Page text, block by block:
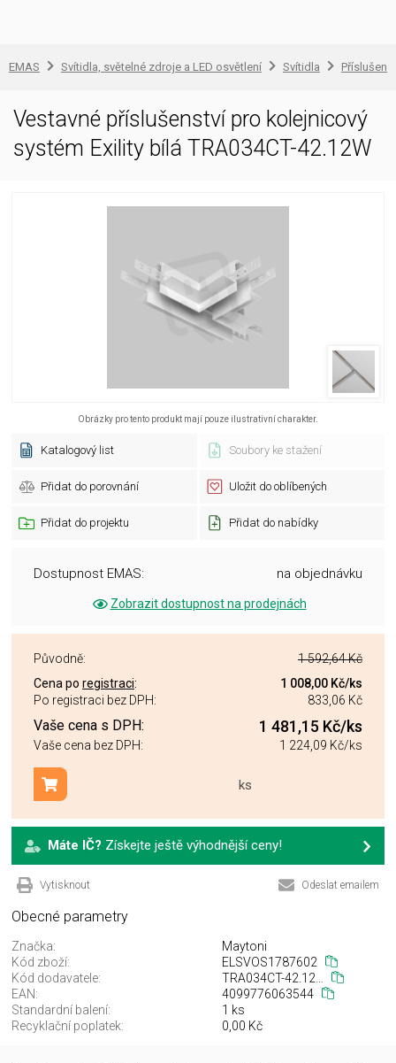
EMAS Svítidla, světelné zdroje a LED osvětlení Svítidla
Vestavné příslušenství pro kolejnicový
systém Exility bílá TRA034CT-42.12W
Obrázky pro tento produkt mají pouze ilustrativní charakter.
Katalogový list Soubory ke stažení
Přidat do porovnání Uložit do oblíbených
Přidat do projektu Přidat do nabídky
Dostupnost EMAS: na objednávku
Zobrazit dostupnost na prodejnách
Původně:
1 592,64 Kč
Cena po registraci: 1 008,00 Kč/ks
Po registraci bez DPH:
833,06 Kč
Vaše cena s DPH: 1 481,15 Kč/ks
Vaše cena bez DPH: 1 224,09 Kč/ks
ks
Přidat do košíku
Máte IČ? Získejte ještě výhodnější ceny!
Vytisknout Odeslat emailem
Obecné parametry
Značka:
Maytoni
Kód zboží:
ELSVOS1787602
Kód dodavatele:
TRA034CT-42.12W
EAN:
4099776063544
Standardní balení:
1 ks
Recyklační poplatek:
0,00 Kč